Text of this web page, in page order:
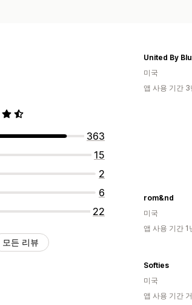
363
15
2
6
22
모든 리뷰
United By
미국
앱 사용 기간 3
rom&nd
미국
앱 사용 기간 1
Softies
미국
앱 사용 기간